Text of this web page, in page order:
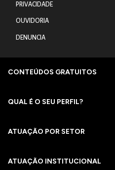
PRIVACIDADE
OUVIDORIA
DENUNCIA
CONTEÚDOS GRATUITOS
QUAL É O SEU PERFIL?
ATUAÇÃO POR SETOR
ATUAÇÃO INSTITUCIONAL